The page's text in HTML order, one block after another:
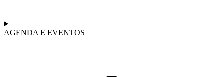
AGENDA E EVENTOS